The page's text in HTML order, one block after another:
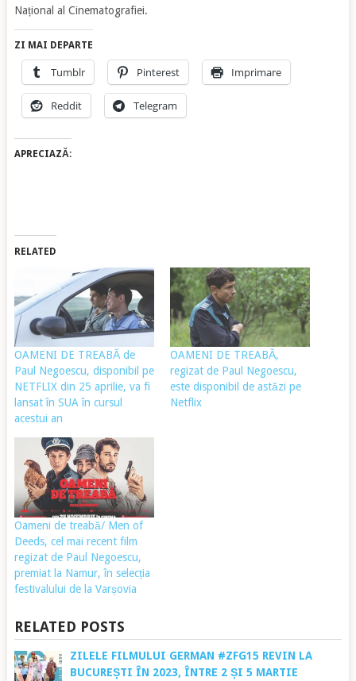
Național al Cinematografiei.
ZI MAI DEPARTE
Tumblr Pinterest Imprimare
Reddit Telegram
APRECIAZĂ:
RELATED
OAMENI DE TREABĂ de
Paul Negoescu, disponibil pe
NETFLIX din 25 aprilie, va fi
lansat în SUA în cursul
acestui an
OAMENI DE TREABĂ,
regizat de Paul Negoescu,
este disponibil de astăzi pe
Netflix
Oameni de treabă/ Men of
Deeds, cel mai recent film
regizat de Paul Negoescu,
premiat la Namur, în selecția
festivalului de la Varșovia
RELATED POSTS
ZILELE FILMULUI GERMAN #ZFG15 REVIN LA
BUCUREȘTI ÎN 2023, ÎNTRE 2 ȘI 5 MARTIE